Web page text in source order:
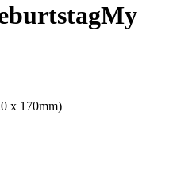
My
x 170mm)